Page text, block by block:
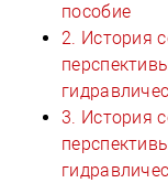
пособие
2. История
3. История